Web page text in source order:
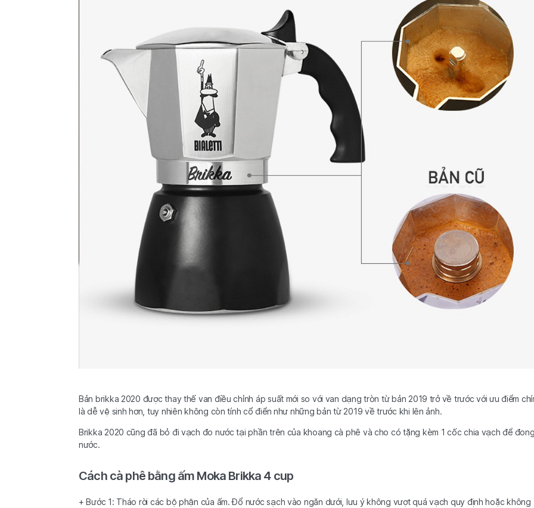
Bản brikka 2020 được thay thế van điều chỉnh áp suất mới so với van dạng tròn từ bản 2019 trở về trước với ưu điểm
là dễ vệ sinh hơn, tuy nhiên không còn tính cổ điển như những bản từ 2019 về trước khi lên ảnh.
Brikka 2020 cũng đã bỏ đi vạch đo nước tại phần trên của khoang cà phê và cho có tặng kèm 1 cốc chia vạch để đong
nước.
Cách cà phê bằng ấm Moka Brikka 4 cup
+ Bước 1: Tháo rời các bộ phận của ấm. Đổ nước sạch vào ngăn dưới, lưu ý không vượt quá vạch quy định hoặc không